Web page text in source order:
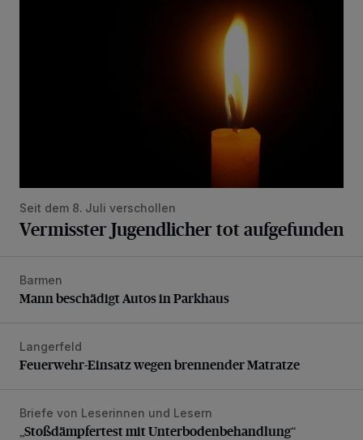
Seit dem 8. Juli verschollen
Vermisster Jugendlicher tot aufgefunden
Mann beschädigt Autos in Parkhaus
Barmen
Mann beschädigt Autos in Parkhaus
Feuerwehr-Einsatz wegen brennender Matratze
Langerfeld
Feuerwehr-Einsatz wegen brennender Matratze
„Stoßdämpfertest mit Unterbodenbehandlung“
Briefe von Leserinnen und Lesern
„Stoßdämpfertest mit Unterbodenbehandlung“